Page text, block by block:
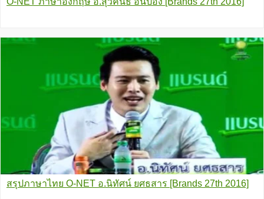
สรุปภาษาไทย O-NET อ.นิทัศน์ ยศธสาร [Brands 27th 2016]